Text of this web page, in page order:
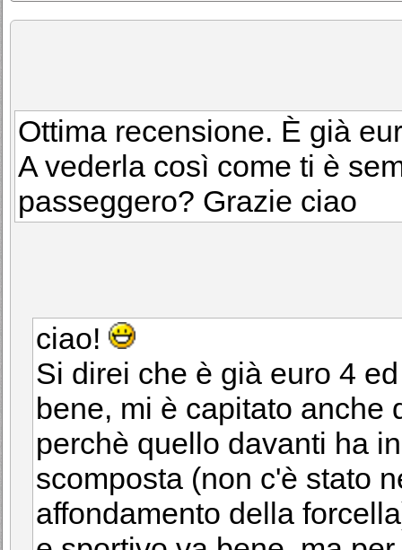
Ottima recensione. È già
A vederla così come ti è
passeggero? Grazie ciao
ciao!
Si direi che è già euro 4
bene, mi è capitato anche
perchè quello davanti ha
scomposta (non c'è stato
affondamento della